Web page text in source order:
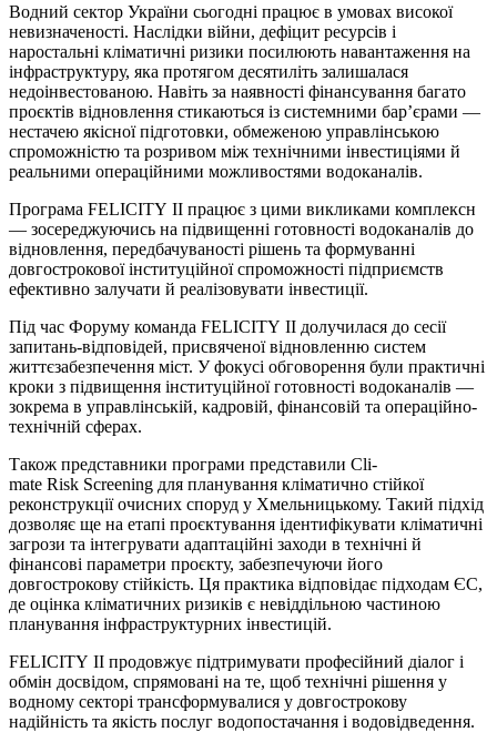
Водний сектор України сьогодні працює в умовах високої
невизначеності. Наслідки війни, дефіцит ресурсів і
наростальні кліматичні ризики посилюють навантаження на
інфраструктуру, яка протягом десятиліть залишалася
недоінвестованою. Навіть за наявності фінансування багато
проєктів відновлення стикаються із системними бар’єрами —
нестачею якісної підготовки, обмеженою управлінською
спроможністю та розривом між технічними інвестиціями й
реальними операційними можливостями водоканалів.
Програма FELICITY II працює з цими викликами комплексн
— зосереджуючись на підвищенні готовності водоканалів до
відновлення, передбачуваності рішень та формуванні
довгострокової інституційної спроможності підприємств
ефективно залучати й реалізовувати інвестиції.
Під час Форуму команда FELICITY II долучилася до сесії
запитань-відповідей, присвяченої відновленню систем
життєзабезпечення міст. У фокусі обговорення були практичні
кроки з підвищення інституційної готовності водоканалів —
зокрема в управлінській, кадровій, фінансовій та операційно-
технічній сферах.
Також представники програми представили Cli­
mate Risk Screen­ing для планування кліматично стійкої
реконструкції очисних споруд у Хмельницькому. Такий підхід
дозволяє ще на етапі проєктування ідентифікувати кліматичні
загрози та інтегрувати адаптаційні заходи в технічні й
фінансові параметри проєкту, забезпечуючи його
довгострокову стійкість. Ця практика відповідає підходам ЄС,
де оцінка кліматичних ризиків є невіддільною частиною
планування інфраструктурних інвестицій.
FELICITY II продовжує підтримувати професійний діалог і
обмін досвідом, спрямовані на те, щоб технічні рішення у
водному секторі трансформувалися у довгострокову
надійність та якість послуг водопостачання і водовідведення.